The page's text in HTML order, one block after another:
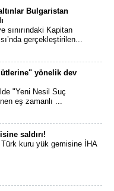
Bulgaristan
sınırındaki Kapitan
gerçekleştirilen...
yönelik dev
"Yeni Nesil Suç
eş zamanlı ...
saldırı!
Türk kuru yük gemisine İHA